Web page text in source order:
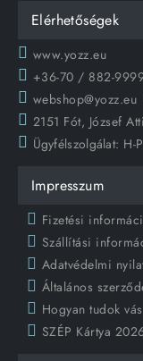
Elérhetőségek
www.yozz.eu
+36-70 / 882-
webshop@yozz.eu
2151 Fót, József
Ügyfélszolgálat: H-
Impresszum
Fizetési
Szállítási
Adatvédelmi
Általános
Hogyan tudok
SZÉP Kártya